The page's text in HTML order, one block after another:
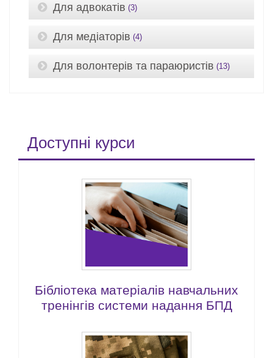
Для адвокатів (3)
Для медіаторів (4)
Для волонтерів та параюристів (13)
Доступні курси
Бібліотека матеріалів навчальних
тренінгів системи надання БПД